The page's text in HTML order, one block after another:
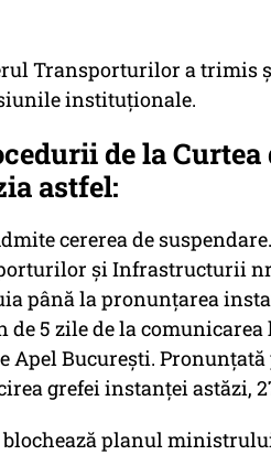
Transporturilor a trimis și
instituționale.
de la Curtea
astfel:
cererea de
şi Infrastructurii nr.
până la pronunţarea
de 5 zile de la
Apel Bucureşti.
grefei instanţei astăzi,
blochează planul